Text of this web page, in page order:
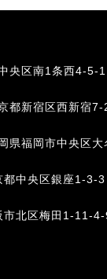
区南1条西4-5-1
新宿区西新宿7-
福岡市中央区
中央区銀座1-3-
北区梅田1-11-4-